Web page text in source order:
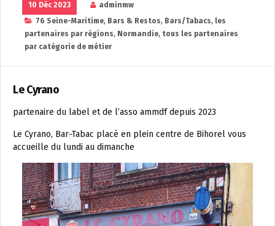
10 Déc 2023
adminmw
76 Seine-Maritime, Bars & Restos, Bars/Tabacs, les
partenaires par régions, Normandie, tous les partenaires
par catégorie de métier
Le Cyrano
partenaire du label et de l’asso ammdf depuis 2023
Le Cyrano, Bar-Tabac placé en plein centre de Bihorel vous
accueille du lundi au dimanche